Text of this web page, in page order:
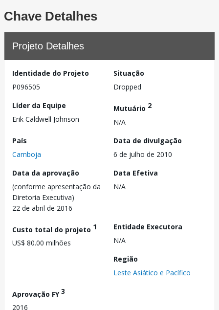
Chave Detalhes
Projeto Detalhes
Identidade do Projeto
P096505
Situação
Dropped
Líder da Equipe
Erik Caldwell Johnson
Mutuário 2
N/A
País
Camboja
Data de divulgação
6 de julho de 2010
Data da aprovação
(conforme apresentação da
Diretoria Executiva)
22 de abril de 2016
Data Efetiva
N/A
Custo total do projeto 1
US$ 80.00 milhões
Entidade Executora
N/A
Região
Leste Asiático e Pacífico
Aprovação FY3
2016